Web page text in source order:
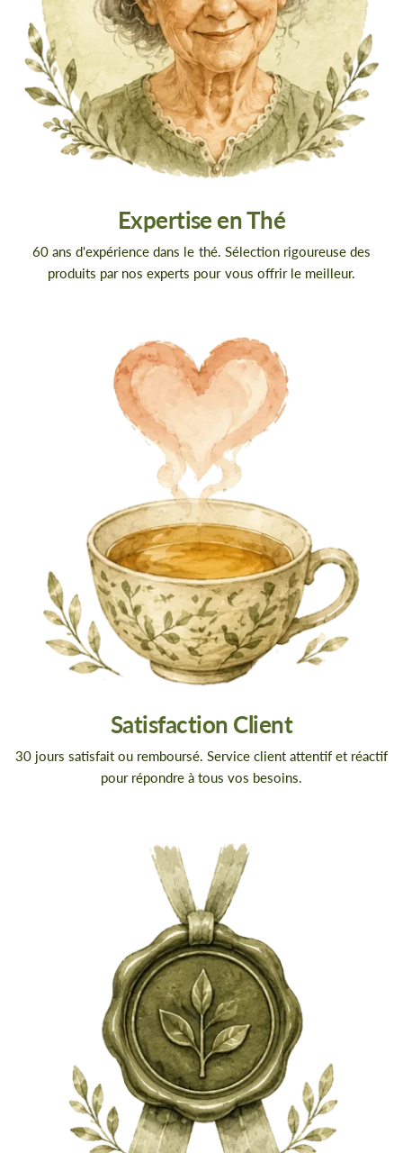
Expertise en Thé
60 ans d'expérience dans le thé. Sélection rigoureuse des
produits par nos experts pour vous offrir le meilleur.
Satisfaction Client
30 jours satisfait ou remboursé. Service client attentif et réactif
pour répondre à tous vos besoins.